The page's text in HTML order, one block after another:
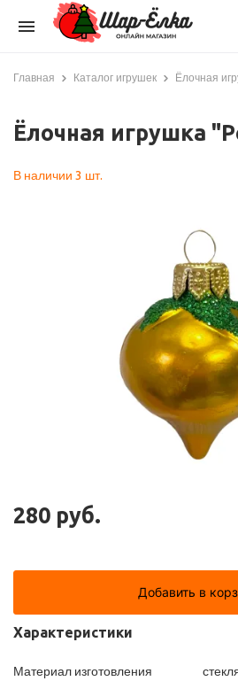
menu
Главная Каталог игрушек Ёлочная
Ёлочная игрушка
В наличии 3 шт.
280 руб.
Добавить в
Характеристики
Материал изготовления